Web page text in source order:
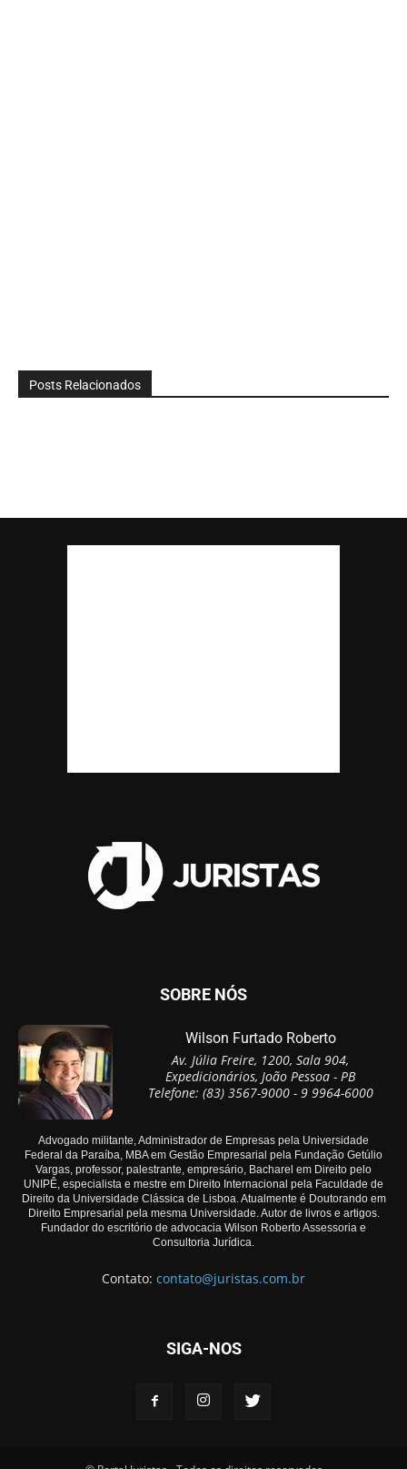
Posts Relacionados
SOBRE NÓS
Wilson Furtado Roberto
Av. Júlia Freire, 1200, Sala 904,
Expedicionários, João Pessoa - PB
Telefone: (83) 3567-9000 - 9 9964-6000
Advogado militante, Administrador de Empresas pela Universidade
Federal da Paraíba, MBA em Gestão Empresarial pela Fundação Getúlio
Vargas, professor, palestrante, empresário, Bacharel em Direito pelo
UNIPÊ, especialista e mestre em Direito Internacional pela Faculdade de
Direito da Universidade Clássica de Lisboa. Atualmente é Doutorando em
Direito Empresarial pela mesma Universidade. Autor de livros e artigos.
Fundador do escritório de advocacia Wilson Roberto Assessoria e
Consultoria Jurídica.
Contato: contato@juristas.com.br
SIGA-NOS